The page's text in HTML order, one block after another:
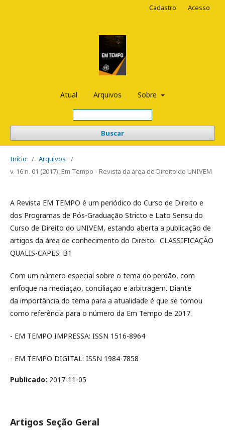
Atual Arquivos Sobre
Buscar
Cadastro Acesso
Início / Arquivos
/
v. 16 n. 01 (2017): Em Tempo - Revista da área de Direito do UNIVEM
A Revista EM TEMPO é um periódico do Curso de Direito e
dos Programas de Pós-Graduação Stricto e Lato Sensu do
Curso de Direito do UNIVEM, estando aberta a publicação de
artigos da área de conhecimento do Direito. CLASSIFICAÇÃO
QUALIS-CAPES: B1
Com um número especial sobre o tema do perdão, com
enfoque na mediação, conciliação e arbitragem. Diante
da importância do tema para a atualidade é que se tomou
como referência para o número da Em Tempo de 2017.
- EM TEMPO IMPRESSA: ISSN 1516-8964
- EM TEMPO DIGITAL: ISSN 1984-7858
Publicado: 2017-11-05
Artigos Seção Geral